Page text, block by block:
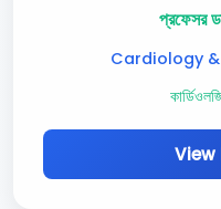
প্রফেসর
Cardiology
View